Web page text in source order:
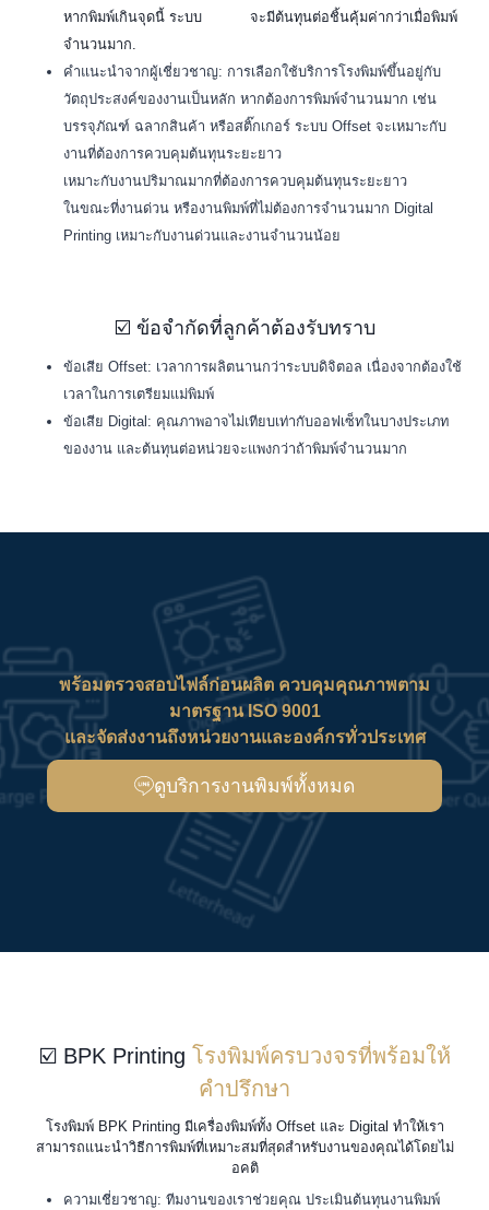
หากพิมพ์เกินจุดนี้ ระบบ
จะมีต้นทุนต่อชิ้นคุ้มค่ากว่าเมื่อพิมพ์
จำนวนมาก.
คำแนะนำจากผู้เชี่ยวชาญ: การเลือกใช้บริการโรงพิมพ์ขึ้นอยู่กับ
วัตถุประสงค์ของงานเป็นหลัก หากต้องการพิมพ์จำนวนมาก เช่น
บรรจุภัณฑ์ ฉลากสินค้า หรือสติ๊กเกอร์ ระบบ Offset จะเหมาะกับ
งานที่ต้องการควบคุมต้นทุนระยะยาว
เหมาะกับงานปริมาณมากที่ต้องการควบคุมต้นทุนระยะยาว
ในขณะที่งานด่วน หรืองานพิมพ์ที่ไม่ต้องการจำนวนมาก Digital
Printing เหมาะกับงานด่วนและงานจำนวนน้อย
☑️ ข้อจำกัดที่ลูกค้าต้องรับทราบ
ข้อเสีย Offset: เวลาการผลิตนานกว่าระบบดิจิตอล เนื่องจากต้องใช้
เวลาในการเตรียมแม่พิมพ์
ข้อเสีย Digital: คุณภาพอาจไม่เทียบเท่ากับออฟเซ็ทในบางประเภท
ของงาน และต้นทุนต่อหน่วยจะแพงกว่าถ้าพิมพ์จำนวนมาก
พร้อมตรวจสอบไฟล์ก่อนผลิต ควบคุมคุณภาพตาม
มาตรฐาน ISO 9001
และจัดส่งงานถึงหน่วยงานและองค์กรทั่วประเทศ
ดูบริการงานพิมพ์ทั้งหมด
☑️ BPK Printing โรงพิมพ์ครบวงจรที่พร้อมให้
คำปรึกษา
โรงพิมพ์ BPK Printing มีเครื่องพิมพ์ทั้ง Offset และ Digital ทำให้เรา
สามารถแนะนำวิธีการพิมพ์ที่เหมาะสมที่สุดสำหรับงานของคุณได้โดยไม่
อคติ
ความเชี่ยวชาญ: ทีมงานของเราช่วยคุณ ประเมินต้นทุนงานพิมพ์